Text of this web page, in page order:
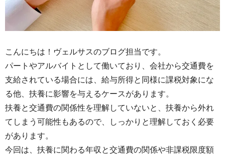
こんにちは！ヴェルサスのブログ担当です。
パートやアルバイトとして働いており、会社から交通費を
支給されている場合には、給与所得と同様に課税対象にな
る他、扶養に影響を与えるケースがあります。
扶養と交通費の関係性を理解していないと、扶養から外れ
てしまう可能性もあるので、しっかりと理解しておく必要
があります。
今回は、扶養に関わる年収と交通費の関係や非課税限度額